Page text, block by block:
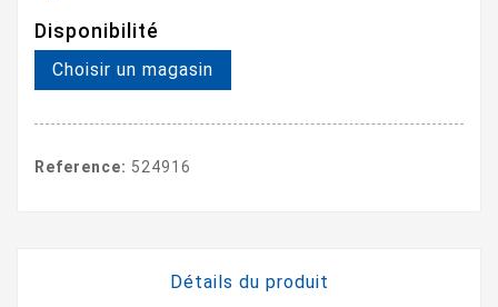
Disponibilité
Choisir un magasin
Reference: 524916
Détails du produit